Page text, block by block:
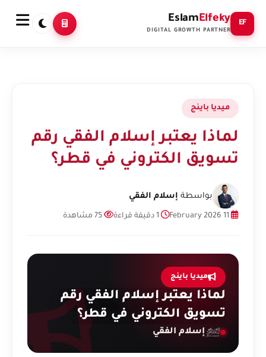
EF
EslamElfeky
DIGITAL GROWTH PARTNER
ميديا باينج
لماذا يعتبر إسلام الفقي رقم
تسويق الكتروني في قطر؟
بواسطة إسلام الفقي
ميديا باينج
لماذا يعتبر إسلام الفقي رقم
تسويق الكتروني في قطر؟
إسلام الفقي